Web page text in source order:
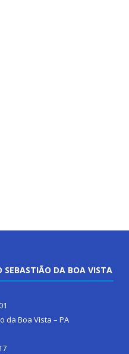
SEBASTIÃO DA BOA VISTA
da Boa Vista – PA